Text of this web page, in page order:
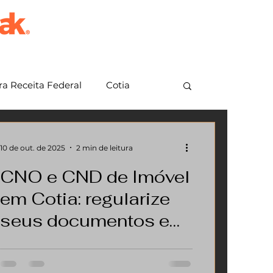
Receita Federal Cotia
CNO e CND de Imóvel
em Cotia: regularize
seus documentos em
Antes de qualquer regularização ou
escritura, é essencial garantir que o seu
10 de out. de 2025 2 min de leitura